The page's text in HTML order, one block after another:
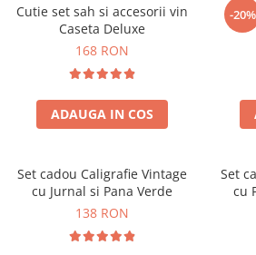
Cutie set sah si accesorii vin
Caseta Deluxe
168 RON
ADAUGA IN COS
-20%
Set cadou Caligrafie Vintage
cu Jurnal si Pana Verde
138 RON
Set
cu